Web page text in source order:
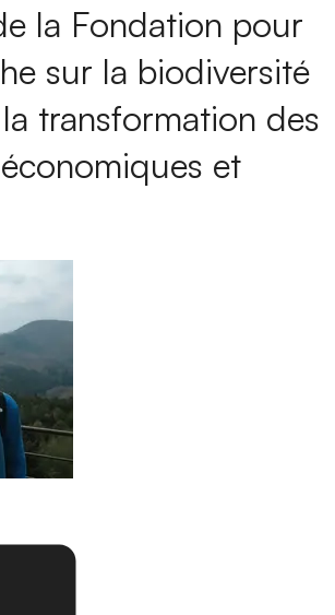
la Fondation pour
sur la biodiversité
transformation des
et